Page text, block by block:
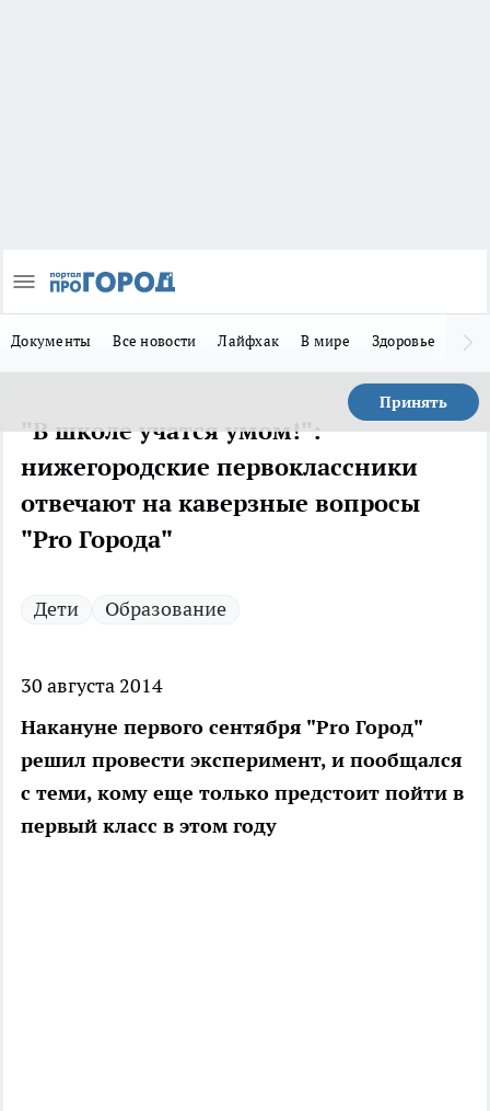
Документы Все новости Лайфхак В мире Здоровье
Принять
"В школе учатся умом!":
нижегородские первоклассники
отвечают на каверзные вопросы
"Pro Города"
Дети Образование
30 августа 2014
Накануне первого сентября "Pro Город"
решил провести эксперимент, и пообщался
с теми, кому еще только предстоит пойти в
первый класс в этом году